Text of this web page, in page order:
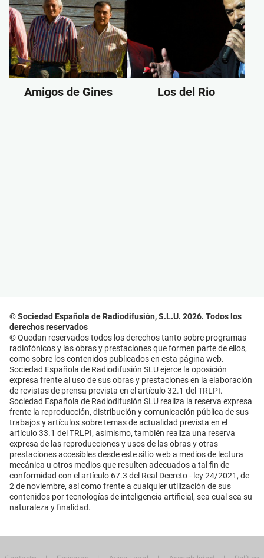
Amigos de Gines Los del Rio
© Sociedad Española de Radiodifusión, S.L.U. 2026. Todos los
derechos reservados
© Quedan reservados todos los derechos tanto sobre programas
radiofónicos y las obras y prestaciones que formen parte de ellos,
como sobre los contenidos publicados en esta página web.
Sociedad Española de Radiodifusión SLU ejerce la oposición
expresa frente al uso de sus obras y prestaciones en la elaboración
de revistas de prensa prevista en el artículo 32.1 del TRLPI.
Sociedad Española de Radiodifusión SLU realiza la reserva expresa
frente la reproducción, distribución y comunicación pública de sus
trabajos y artículos sobre temas de actualidad prevista en el
artículo 33.1 del TRLPI, asimismo, también realiza una reserva
expresa de las reproducciones y usos de las obras y otras
prestaciones accesibles desde este sitio web a medios de lectura
mecánica u otros medios que resulten adecuados a tal fin de
conformidad con el artículo 67.3 del Real Decreto - ley 24/2021, de
2 de noviembre, así como frente a cualquier utilización de sus
contenidos por tecnologías de inteligencia artificial, sea cual sea su
naturaleza y finalidad.